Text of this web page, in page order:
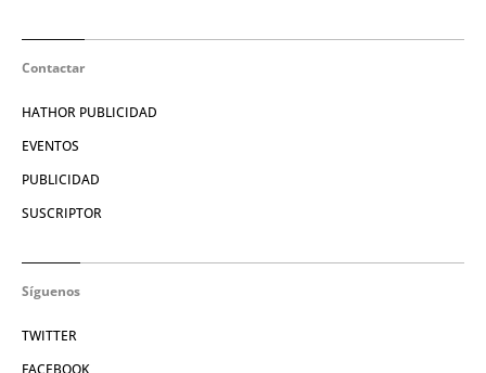
Contactar
HATHOR PUBLICIDAD
EVENTOS
PUBLICIDAD
SUSCRIPTOR
Síguenos
TWITTER
FACEBOOK